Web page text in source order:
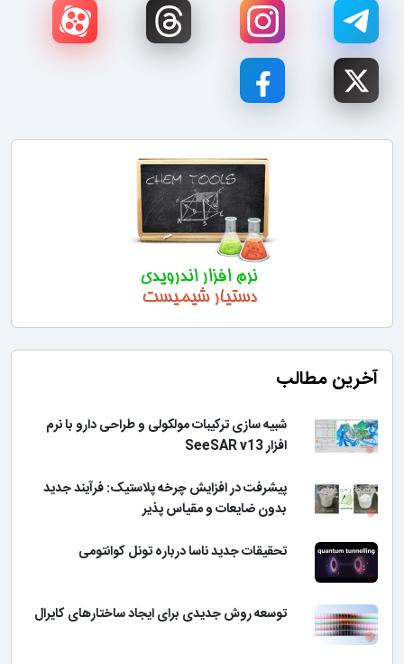
آخرین مطالب
شبیه سازی ترکیبات مولکولی و طراحی دارو با نرم
افزار SeeSAR v13
پیشرفت در افزایش چرخه پلاستیک: فرآیند جدید
بدون ضایعات و مقیاس پذیر
تحقیقات جدید ناسا درباره تونل کوانتومی
توسعه روش جدیدی برای ایجاد ساختارهای کایرال